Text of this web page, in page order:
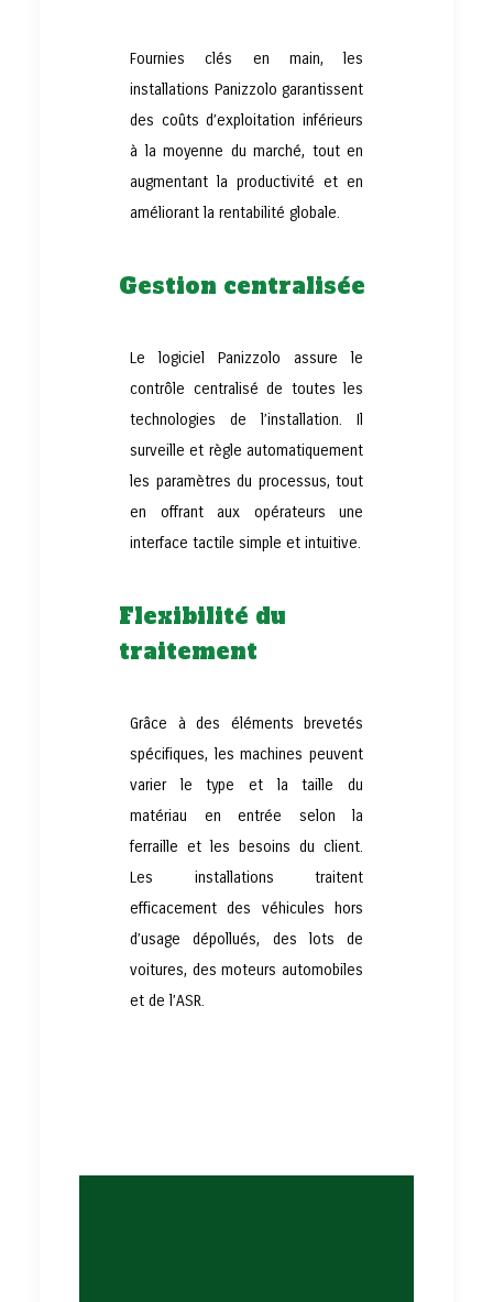
Fournies clés en main, les
installations Panizzolo garantissent
des coûts d’exploitation inférieurs
à la moyenne du marché, tout en
augmentant la productivité et en
améliorant la rentabilité globale.
Gestion centralisée
Le logiciel Panizzolo assure le
contrôle centralisé de toutes les
technologies de l’installation. Il
surveille et règle automatiquement
les paramètres du processus, tout
en offrant aux opérateurs une
interface tactile simple et intuitive.
Flexibilité du
traitement
Grâce à des éléments brevetés
spécifiques, les machines peuvent
varier le type et la taille du
matériau en entrée selon la
ferraille et les besoins du client.
Les installations traitent
efficacement des véhicules hors
d’usage dépollués, des lots de
voitures, des moteurs automobiles
et de l’ASR.